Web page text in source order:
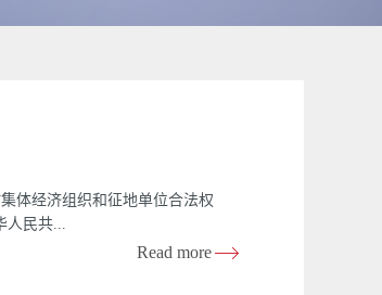
体经济组织和征地单位合法权
人民共...
Read more